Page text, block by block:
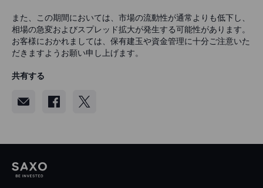
また、この期間においては、市場の流動性が通常よりも低下し、
相場の急変およびスプレッド拡大が発生する可能性があります。
お客様におかれましては、保有建玉や資金管理に十分ご注意いた
だきますようお願い申し上げます。
共有する